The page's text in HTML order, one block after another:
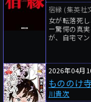
宿縁 (集英社
女が転落死
ー驚愕の真
が、自宅マン
2026年04月
もののけ
川貴次